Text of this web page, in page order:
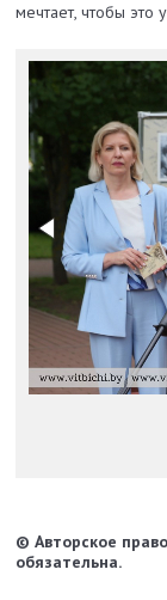
мечтает, чтобы это
© Авторское
обязательна.